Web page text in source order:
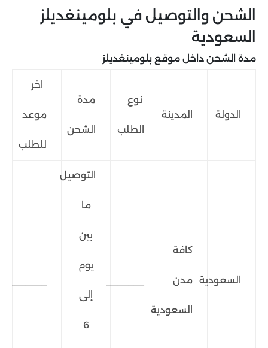
الشحن والتوصيل في بلومينغديلز
السعودية
مدة الشحن داخل موقع بلومينغديلز
الدولة المدينة
نوع
الطلب
مدة
الشحن
اخر
موعد
للطلب
السعودية
كافة
مدن
السعودية
التوصيل
ما
بين
يوم
إلى
6